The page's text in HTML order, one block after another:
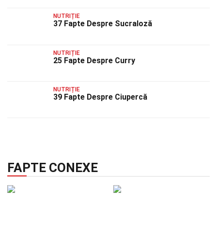
NUTRIȚIE
37 Fapte Despre Sucraloză
NUTRIȚIE
25 Fapte Despre Curry
NUTRIȚIE
39 Fapte Despre Ciupercă
FAPTE CONEXE